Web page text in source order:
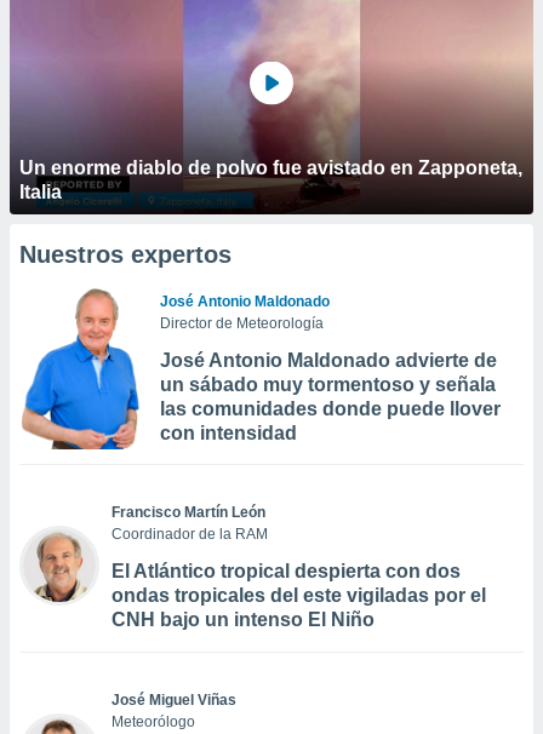
Un enorme diablo de polvo fue avistado en Zapponeta,
Italia
Nuestros expertos
José Antonio Maldonado
Director de Meteorología
José Antonio Maldonado advierte de
un sábado muy tormentoso y señala
las comunidades donde puede llover
con intensidad
Francisco Martín León
Coordinador de la RAM
El Atlántico tropical despierta con dos
ondas tropicales del este vigiladas por el
CNH bajo un intenso El Niño
José Miguel Viñas
Meteorólogo